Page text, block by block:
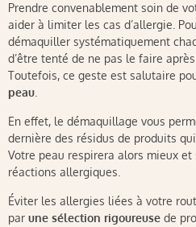
Prendre convenablement soin de
aider à limiter les cas d’allergie.
démaquiller systématiquement
d’être tenté de ne pas le faire
Toutefois, ce geste est salutaire
peau
En effet, le démaquillage vous
dernière des résidus de produits
Votre peau respirera alors mieux
réactions allergiques.
Éviter les allergies liées à votre
par une sélection rigoureuse de